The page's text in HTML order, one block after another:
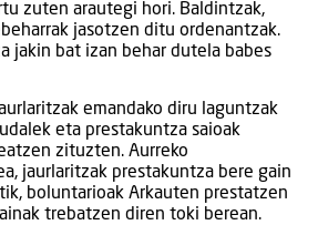
zuten arautegi hori. Baldintzak,
jasotzen ditu ordenantzak.
jakin bat izan behar dutela babes
emandako diru laguntzak
eta prestakuntza saioak
zituzten. Aurreko
jaurlaritzak prestakuntza bere gain
boluntarioak Arkauten prestatzen
trebatzen diren toki berean.